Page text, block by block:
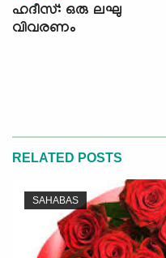
ഹദീസ്: ഒരു ലഘു
വിവരണം
RELATED POSTS
SAHABAS